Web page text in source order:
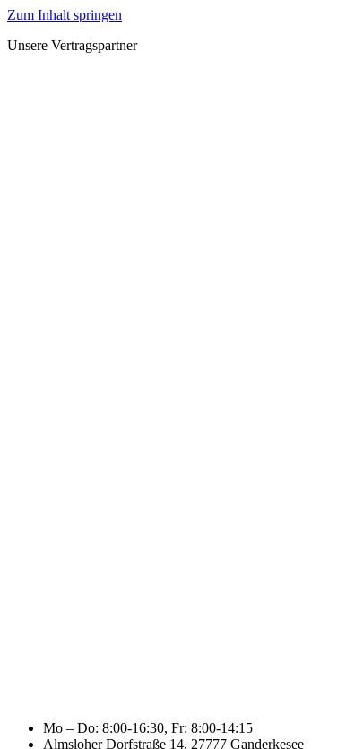
Zum Inhalt springen
Unsere Vertragspartner
Mo – Do: 8:00-16:30, Fr: 8:00-14:15
Almsloher Dorfstraße 14, 27777 Ganderkesee